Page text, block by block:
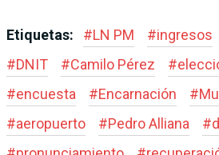
Etiquetas: #LN PM #ingresos
#DNIT #Camilo Pérez #
#encuesta #Encarnación #
#aeropuerto #Pedro Alliana #